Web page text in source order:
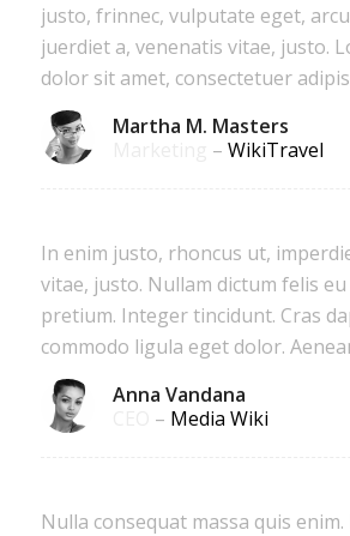
justo, frinnec, vulputate eget,
juerdiet a, venenatis vitae, justo.
dolor sit amet, consectetuer
Martha M. Masters
– WikiTravel
In enim justo, rhoncus ut,
vitae, justo. Nullam dictum felis
pretium. Integer tincidunt. Cras
commodo ligula eget dolor.
Anna Vandana
– Media Wiki
Nulla consequat massa quis enim.